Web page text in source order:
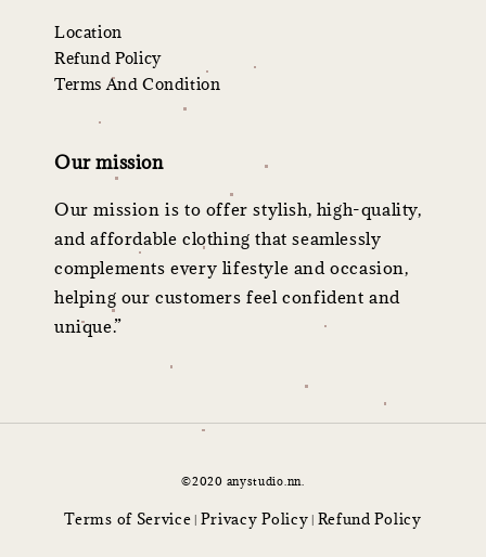
Location
Refund Policy
Terms And Condition
Our mission
Our mission is to offer stylish, high-quality,
and affordable clothing that seamlessly
complements every lifestyle and occasion,
helping our customers feel confident and
unique.”
©2020 anystudio.nn.
Terms of Service Privacy Policy Refund Policy